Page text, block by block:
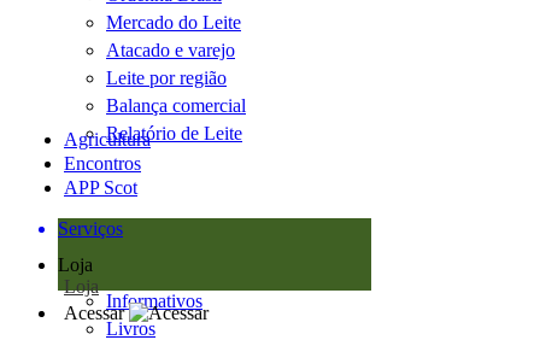
Mercado do Leite
Atacado e varejo
Leite por região
Balança comercial
Relatório de Leite
Agricultura
Encontros
APP Scot
Serviços
Loja
Loja
Informativos
Livros
Acessar